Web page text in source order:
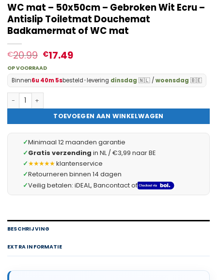
WC mat – 50x50cm – Gebroken Wit Ecru –
Antislip Toiletmat Douchemat
Badkamermat of WC mat
€20.99 €17.49
OP VOORRAAD
Binnen6u 40m 4sbesteld•levering dinsdag 🇳🇱 /woensdag 🇧🇪
WC mat - 50x50cm - Gebroken Wit Ecru - Antislip Toiletmat
TOEVOEGEN AAN WINKELWAGEN
✓Minimaal 12 maanden garantie
✓Gratis verzending in NL / €3,99 naar BE
✓★★★★★klantenservice
✓Retourneren binnen 14 dagen
✓Veilig betalen: iDEAL, Bancontact of
BESCHRIJVING
EXTRA INFORMATIE